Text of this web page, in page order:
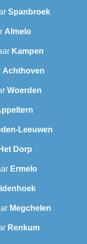
Spanbroek
Almelo
Kampen
Achthoven
Woerden
Leeuwen
Het Dorp
Ermelo
Megchelen
Renkum